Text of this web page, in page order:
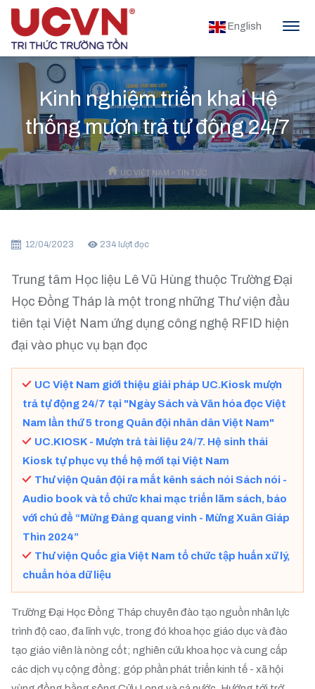
English
Kinh nghiệm triển khai Hệ
thống mượn trả tự động 24/7
UC VIỆT NAM » TIN TỨC
12/04/2023 234 lượt đọc
Trung tâm Học liệu Lê Vũ Hùng thuộc Trường Đại
Học Đồng Tháp là một trong những Thư viện đầu
tiên tại Việt Nam ứng dụng công nghệ RFID hiện
đại vào phục vụ bạn đọc
UC Việt Nam giới thiệu giải pháp UC.Kiosk mượn
trả tự động 24/7 tại "Ngày Sách và Văn hóa đọc Việt
Nam lần thứ 5 trong Quân đội nhân dân Việt Nam"
UC.KIOSK - Mượn trả tài liệu 24/7. Hệ sinh thái
Kiosk tự phục vụ thế hệ mới tại Việt Nam
Thư viện Quân đội ra mắt kênh sách nói Sách nói -
Audio book và tổ chức khai mạc triển lãm sách, báo
với chủ đề “Mừng Đảng quang vinh - Mừng Xuân Giáp
Thìn 2024”
Thư viện Quốc gia Việt Nam tổ chức tập huấn xử lý,
chuẩn hóa dữ liệu
Trường Đại Học Đồng Tháp chuyên đào tạo nguồn nhân lực
trình độ cao, đa lĩnh vực, trong đó khoa học giáo dục và đào
tạo giáo viên là nòng cốt; nghiên cứu khoa học và cung cấp
các dịch vụ cộng đồng; góp phần phát triển kinh tế - xã hội